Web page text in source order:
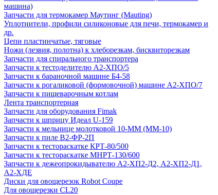
машина)
Запчасти для термокамер Маутинг (Mauting)
Уплотнители, профили силиконовые для печи, термокамер и
др.
Цепи пластинчатые, тяговые
Ножи (лезвия, полотна) к хлеборезкам, бисквиторезкам
Запчасти для спирального транспортера
Запчасти к тестоделителю А2-ХПО/5
Запчасти к бараночной машине Б4-58
Запчасти к рогаликовой (формовочной) машине А2-ХПО/7
Запчасти к пищеварочным котлам
Лента транспортерная
Запчасти для оборудования Fimak
Запчасти к шприцу Идеал U-159
Запчасти к мельнице молотковой 10-ММ (ММ-10)
Запчасти к пиле В2-ФР-2П
Запчасти к тестораскатке КРТ-80/500
Запчасти к тестораскатке МНРТ-130/600
Запчасти к деже­опрокидывателю А2-ХП2-Д2, А2-ХП2-Д1,
А2-ХДЕ
Диски для овощерезок Robot Coupe
Для овощерезки CL20